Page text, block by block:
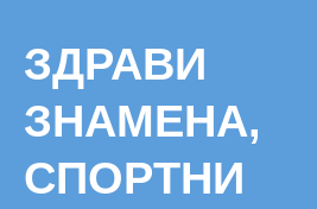
content
ЗДРАВИ
ЗНАМЕНА,
СПОРТНИ